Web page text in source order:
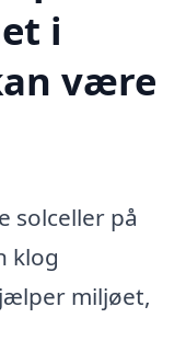
i
være
solceller på
klog
miljøet,